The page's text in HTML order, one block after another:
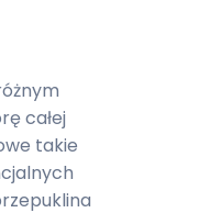
całej
takie